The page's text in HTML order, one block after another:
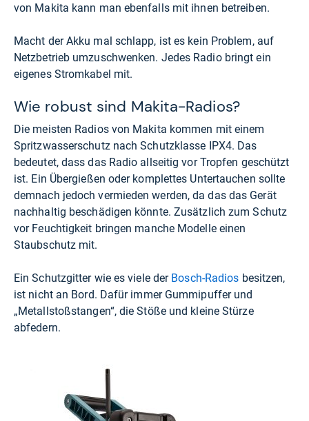
von Makita kann man ebenfalls mit ihnen betreiben.
Macht der Akku mal schlapp, ist es kein Problem, auf
Netzbetrieb umzuschwenken. Jedes Radio bringt ein
eigenes Stromkabel mit.
Wie robust sind Makita-Radios?
Die meisten Radios von Makita kommen mit einem
Spritzwasserschutz nach Schutzklasse IPX4. Das
bedeutet, dass das Radio allseitig vor Tropfen geschützt
ist. Ein Übergießen oder komplettes Untertauchen sollte
demnach jedoch vermieden werden, da das das Gerät
nachhaltig beschädigen könnte. Zusätzlich zum Schutz
vor Feuchtigkeit bringen manche Modelle einen
Staubschutz mit.
Ein Schutzgitter wie es viele der Bosch-Radios besitzen,
ist nicht an Bord. Dafür immer Gummipuffer und
„Metallstoßstangen“, die Stöße und kleine Stürze
abfedern.